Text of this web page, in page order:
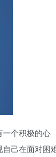
一个积极的心
己在面对困